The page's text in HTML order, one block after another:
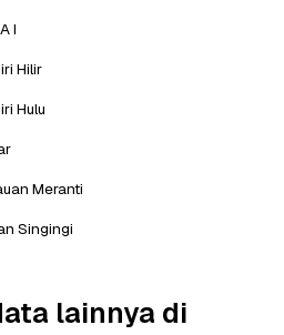
I
Hilir
Hulu
Meranti
Singingi
lainnya di